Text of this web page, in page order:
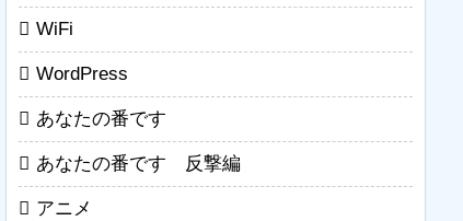
WiFi
WordPress
あなたの番です
あなたの番です 反撃編
アニメ